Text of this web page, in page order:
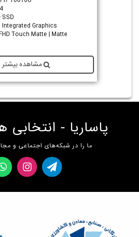
SSD
Integrated Graphics
Touch Matte | Matte
مشاهده بیشتر
پاساریا - انتخابی
ما را در شبکه‌های اجتماعی و